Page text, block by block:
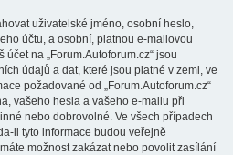
uživatelské jméno, osobní heslo,
účtu, a osobní, platnou e-mailovou
na „Forum.Autoforum.cz“ jsou
údajů a dat, které jsou platné v zemi, ve
požadované od „Forum.Autoforum.cz“
vašeho hesla a vašeho e-mailu při
nebo dobrovolné. Ve všech případech
li tyto informace budou veřejně
možnost zakázat nebo povolit zasílání